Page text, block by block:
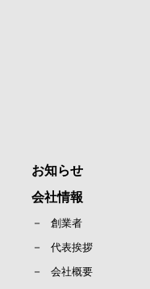
お知らせ
会社情報
創業者
代表挨拶
会社概要